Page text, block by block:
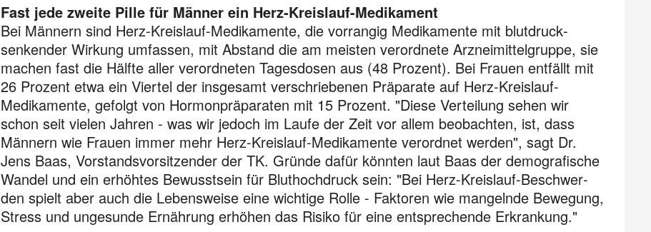
Fast jede zweite Pille für Männer ein Herz-Kreislauf-Medikament
Bei Männern sind Herz-Kreislauf-Medikamente, die vorrangig Medika­mente mit blutdruck­
senkender Wir­kung umfassen, mit Abstand die am meisten verordnete Arznei­mittel­gruppe, sie
machen fast die Hälfte aller verordneten Tagesdosen aus (48 Prozent). Bei Frauen entfällt mit
26 Prozent etwa ein Viertel der insgesamt verschriebenen Präparate auf Herz-Kreislauf-
Medikamente, gefolgt von Hormon­präparaten mit 15 Prozent. "Diese Verteilung sehen wir
schon seit vielen Jahren - was wir jedoch im Laufe der Zeit vor allem beobach­ten, ist, dass
Männern wie Frauen immer mehr Herz-Kreislauf-Medikamente verordnet werden", sagt Dr.
Jens Baas, Vorstandsvorsitzender der TK. Gründe dafür könnten laut Baas der demo­grafische
Wandel und ein erhöhtes Bewusstsein für Bluthochdruck sein: "Bei Herz-Kreislauf-Beschwer­
den spielt aber auch die Lebens­weise eine wichtige Rolle - Faktoren wie mangelnde Bewegung,
Stress und ungesunde Ernährung erhöhen das Risiko für eine entsprechende Erkrankung."